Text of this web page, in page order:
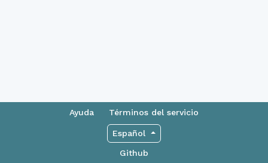
Ayuda Términos del servicio
Español
Github